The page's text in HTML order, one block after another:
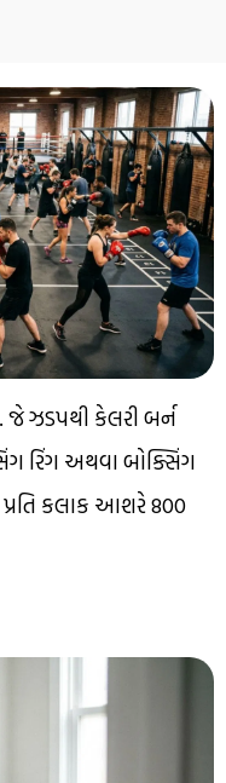
ઝડપથી કેલરી બર્ન
રિંગ અથવા બોક્સિંગ
પ્રતિ કલાક આશરે 800